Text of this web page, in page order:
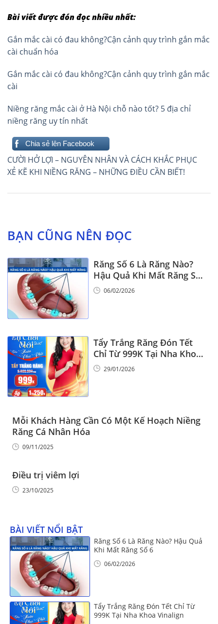
Bài viết được đón đọc nhiều nhất:
Gắn mắc cài có đau không?Cận cảnh quy trình gắn mắc
cài chuẩn hóa
Gắn mắc cài có đau không?Cận cảnh quy trình gắn mắc
cài
Niềng răng mắc cài ở Hà Nội chỗ nào tốt? 5 địa chỉ
niềng răng uy tín nhất
Chia sẻ lên Facebook
Điều
hướng
CƯỜI HỞ LỢI – NGUYÊN NHÂN VÀ CÁCH KHẮC PHỤC
XẺ KẼ KHI NIỀNG RĂNG – NHỮNG ĐIỀU CẦN BIẾT!
BẠN CŨNG NÊN ĐỌC
Răng Số 6 Là Răng Nào?
Hậu Quả Khi Mất Răng Số
6
06/02/2026
Tẩy Trắng Răng Đón Tết
Chỉ Từ 999K Tại Nha Khoa
Vinalign
29/01/2026
Mỗi Khách Hàng Cần Có Một Kế Hoạch Niềng
Răng Cá Nhân Hóa
09/11/2025
Điều trị viêm lợi
23/10/2025
BÀI VIẾT NỔI BẬT
Răng Số 6 Là Răng Nào? Hậu Quả
Khi Mất Răng Số 6
06/02/2026
Tẩy Trắng Răng Đón Tết Chỉ Từ
999K Tại Nha Khoa Vinalign